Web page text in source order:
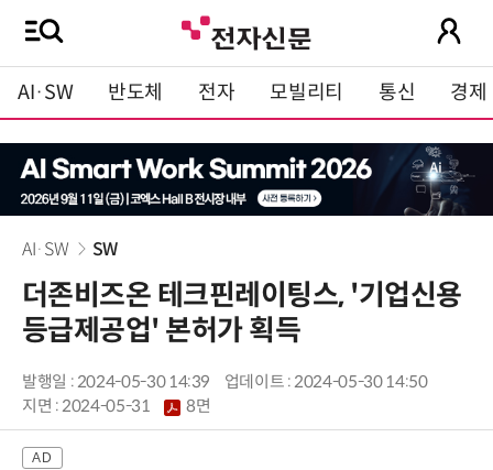
AI·SW 반도체 전자 모빌리티 통신 경제
AI·SW SW
더존비즈온 테크핀레이팅스, '기업신용
등급제공업' 본허가 획득
발행일 : 2024-05-30 14:39
업데이트 : 2024-05-30 14:50
지면 :2024-05-31 8면